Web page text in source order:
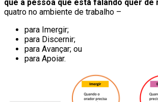
que a pessoa que está falando quer de
quatro no ambiente de trabalho –
para Imergir;
para Discernir;
para Avançar; ou
para Apoiar.